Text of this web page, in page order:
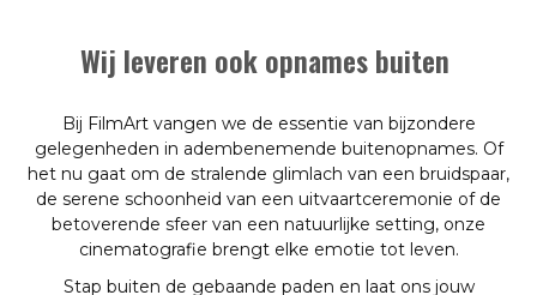
Wij leveren ook opnames buiten
Bij FilmArt vangen we de essentie van bijzondere
gelegenheden in adembenemende buitenopnames. Of
het nu gaat om de stralende glimlach van een bruidspaar,
de serene schoonheid van een uitvaartceremonie of de
betoverende sfeer van een natuurlijke setting, onze
cinematografie brengt elke emotie tot leven.
Stap buiten de gebaande paden en laat ons jouw